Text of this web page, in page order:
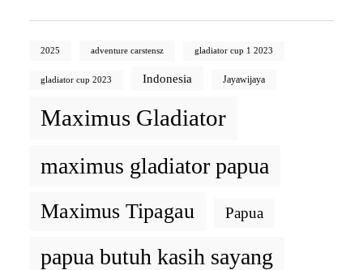
2025 adventure carstensz gladiator cup 1 2023
gladiator cup 2023 Indonesia Jayawijaya
Maximus Gladiator
maximus gladiator papua
Maximus Tipagau Papua
papua butuh kasih sayang